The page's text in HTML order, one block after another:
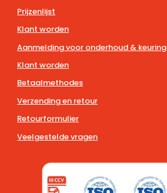
Prijzenlijst
Klant worden
Aanmelding voor onderhoud & keuring
Klant worden
Betaalmethodes
Verzending en retour
Retourformulier
Veelgestelde vragen